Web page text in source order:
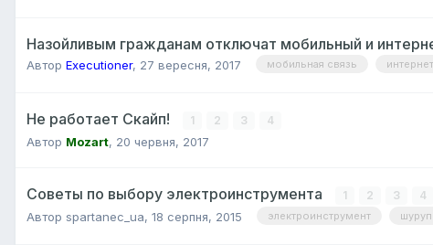
Назойливым гражданам отключат мобильный и
Автор Executioner, 27 вересня, 2017 мобильная связь интернет
Не работает Скайп! 1 2 3 4
Автор Mozart, 20 червня, 2017
Советы по выбору электроинструмента 1 2 3 4
Автор spartanec_ua, 18 серпня, 2015 электроинструмент